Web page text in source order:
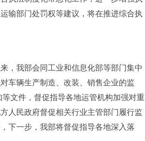
输部门处罚权等建议，将在推进综合执
，我部会同工业和信息化部等部门集中
车辆生产制造、改装、销售企业的监
文件，督促指导各地运管机构加强对重
人民政府督促相关行业主管部门履行监
下一步，我部将督促指导各地深入落